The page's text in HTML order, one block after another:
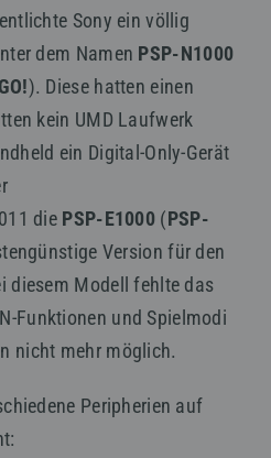
Sony ein völlig
dem Namen PSP-N1000
). Diese hatten einen
kein UMD Laufwerk
ein Digital-Only-Gerät
die PSP-E1000 (PSP-
Version für den
diesem Modell fehlte das
Funktionen und Spielmodi
nicht mehr möglich.
Peripherien auf